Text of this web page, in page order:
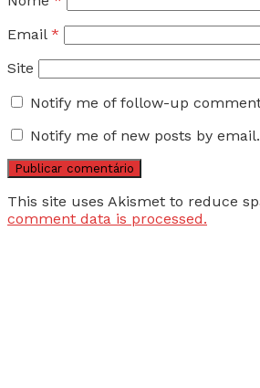
Email *
Site
Notify me of follow-up
Notify me of new posts by email.
This site uses Akismet to reduce
comment data is processed.